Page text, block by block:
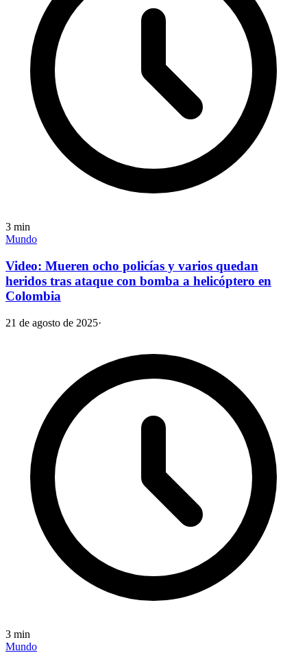
3 min
Mundo
Video: Mueren ocho policías y varios quedan
heridos tras ataque con bomba a helicóptero en
Colombia
21 de agosto de 2025·
3 min
Mundo